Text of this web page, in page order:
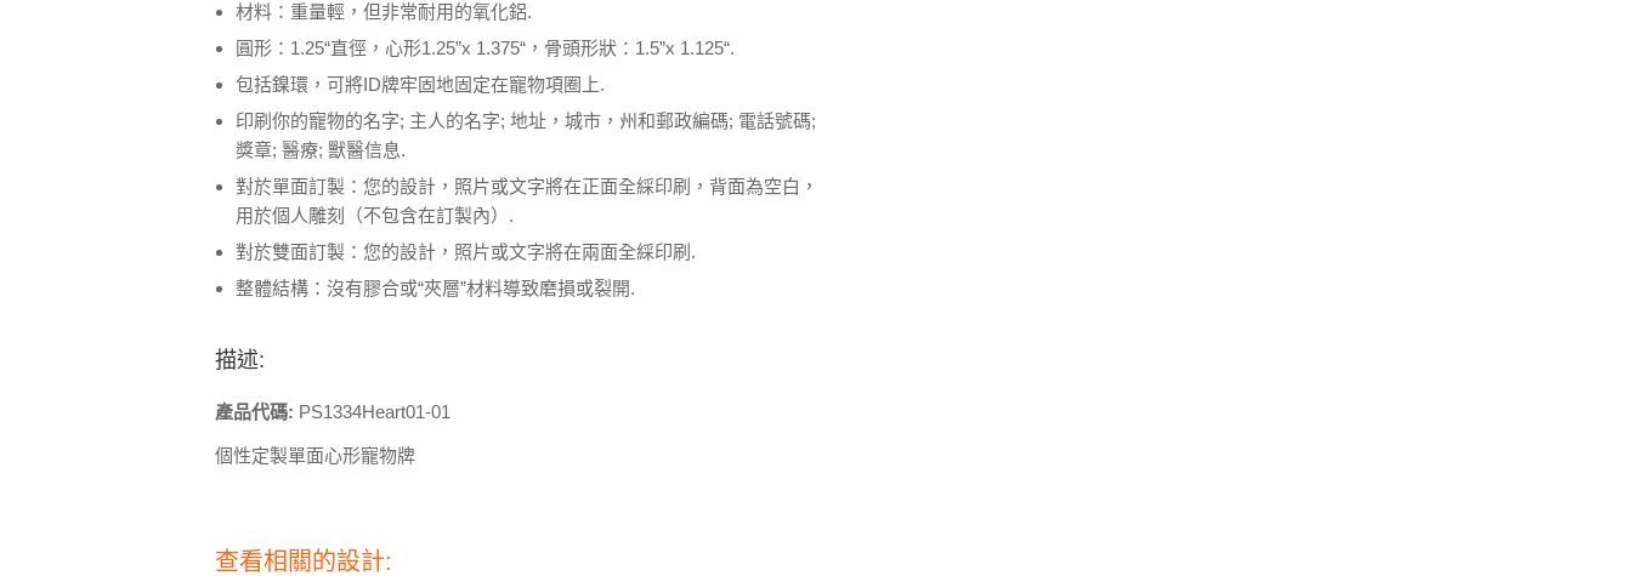
材料：重量輕，但非常耐用的氧化鋁.
圓形：1.25“直徑，心形1.25”x 1.375“，骨頭形狀：1.5”x 1.125“.
包括鎳環，可將ID牌牢固地固定在寵物項圈上.
印刷你的寵物的名字; 主人的名字; 地址，城市，州和郵政編碼; 電話號碼;
獎章; 醫療; 獸醫信息.
對於單面訂製：您的設計，照片或文字將在正面全綵印刷，背面為空白，
用於個人雕刻（不包含在訂製內）.
對於雙面訂製：您的設計，照片或文字將在兩面全綵印刷.
整體結構：沒有膠合或“夾層”材料導致磨損或裂開.
描述:
產品代碼: PS1334Heart01-01
個性定製單面心形寵物牌
查看相關的設計: